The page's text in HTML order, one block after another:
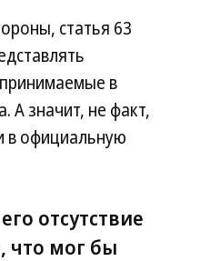
статья 63
в
А значит, не факт,
в официальную
отсутствие
что мог бы